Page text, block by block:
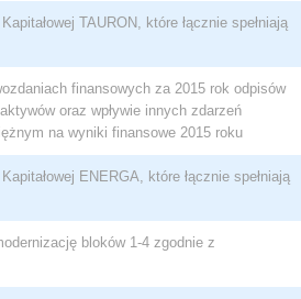
TAURON, które łącznie spełniają
finansowych za 2015 rok odpisów
oraz wpływie innych zdarzeń
na wyniki finansowe 2015 roku
ENERGA, które łącznie spełniają
bloków 1-4 zgodnie z